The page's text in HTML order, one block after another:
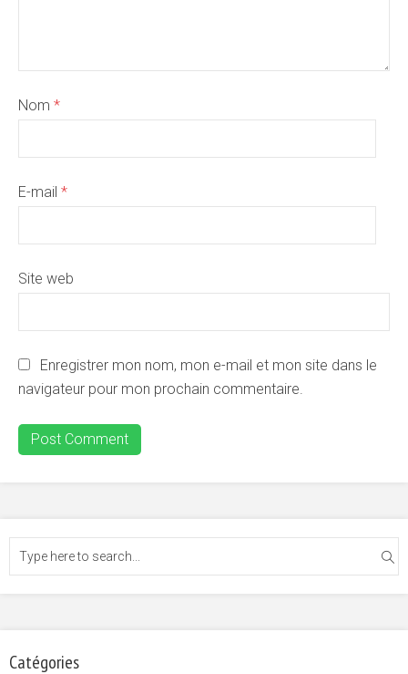
Nom *
E-mail *
Site web
Enregistrer mon nom, mon e-mail et mon site dans le
navigateur pour mon prochain commentaire.
Catégories